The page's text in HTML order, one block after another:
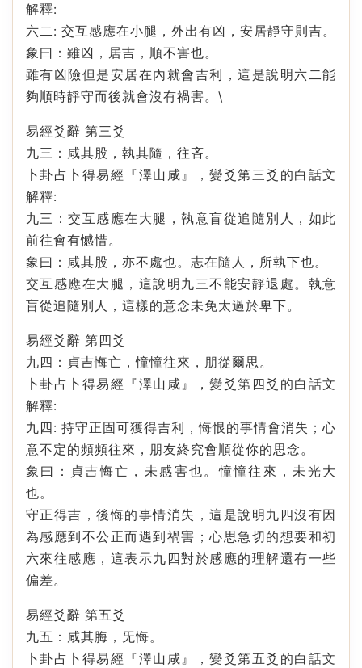
解釋:
六二: 交互感應在小腿，外出有凶，安居靜守則吉。
象曰：雖凶，居吉，順不害也。
雖有凶險但是安居在內就會吉利，這是說明六二能
夠順時靜守而後就會沒有禍害。\
易經爻辭 第三爻
九三：咸其股，執其隨，往吝。
卜卦占卜得易經『澤山咸』，變爻第三爻的白話文
解釋:
九三：交互感應在大腿，執意盲從追隨別人，如此
前往會有憾惜。
象曰：咸其股，亦不處也。志在隨人，所執下也。
交互感應在大腿，這說明九三不能安靜退處。執意
盲從追隨別人，這樣的意念未免太過於卑下。
易經爻辭 第四爻
九四：貞吉悔亡，憧憧往來，朋從爾思。
卜卦占卜得易經『澤山咸』，變爻第四爻的白話文
解釋:
九四: 持守正固可獲得吉利，悔恨的事情會消失；心
意不定的頻頻往來，朋友終究會順從你的思念。
象曰：貞吉悔亡，未感害也。憧憧往來，未光大
也。
守正得吉，後悔的事情消失，這是說明九四沒有因
為感應到不公正而遇到禍害；心思急切的想要和初
六來往感應，這表示九四對於感應的理解還有一些
偏差。
易經爻辭 第五爻
九五：咸其脢，旡悔。
卜卦占卜得易經『澤山咸』，變爻第五爻的白話文